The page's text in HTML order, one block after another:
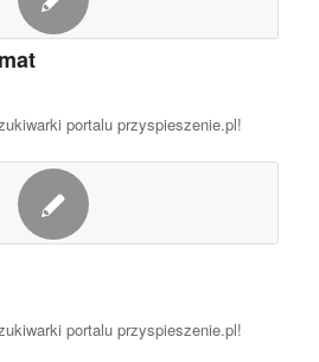
portalu przyspieszenie.pl!
portalu przyspieszenie.pl!